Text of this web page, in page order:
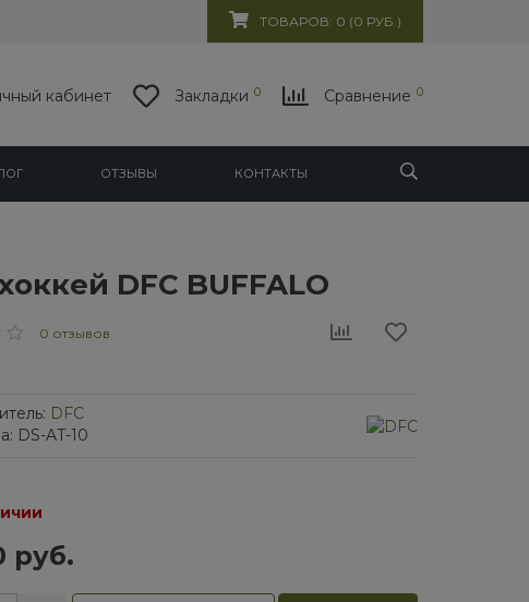
ТОВАРОВ: 0 (0 РУБ.)
кабинет Закладки 0 Сравнение 0
ОТЗЫВЫ КОНТАКТЫ
DFC BUFFALO
0 отзывов
DFC
DS-AT-10
руб.